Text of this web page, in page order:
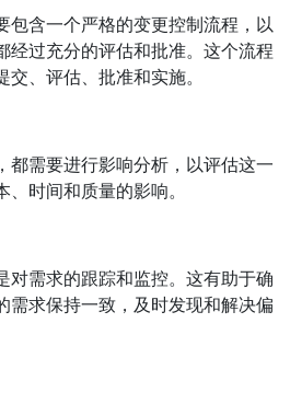
包含一个严格的变更控制流程，以
经过充分的评估和批准。这个流程
、评估、批准和实施。
都需要进行影响分析，以评估这一
时间和质量的影响。
对需求的跟踪和监控。这有助于确
需求保持一致，及时发现和解决偏